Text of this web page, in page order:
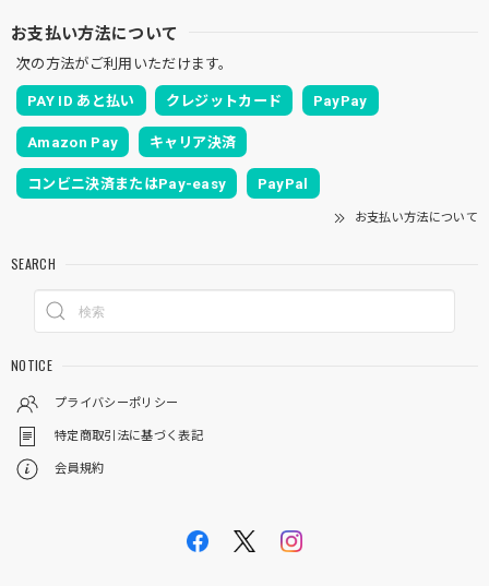
お支払い方法について
次の方法がご利用いただけます。
PAY ID あと払い クレジットカード PayPay
Amazon Pay キャリア決済
コンビニ決済またはPay-easy PayPal
お支払い方法について
SEARCH
NOTICE
プライバシーポリシー
特定商取引法に基づく表記
会員規約